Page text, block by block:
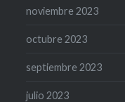
noviembre 2023
octubre 2023
septiembre 2023
julio 2023